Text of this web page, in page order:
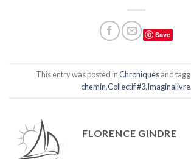
Save
This entry was posted inChroniquesand
chemin,Collectif #3,Imaginalivre.
FLORENCE GINDRE